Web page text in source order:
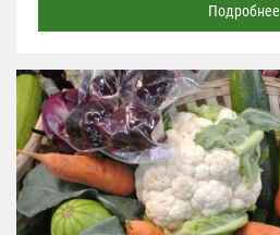
Подробнее